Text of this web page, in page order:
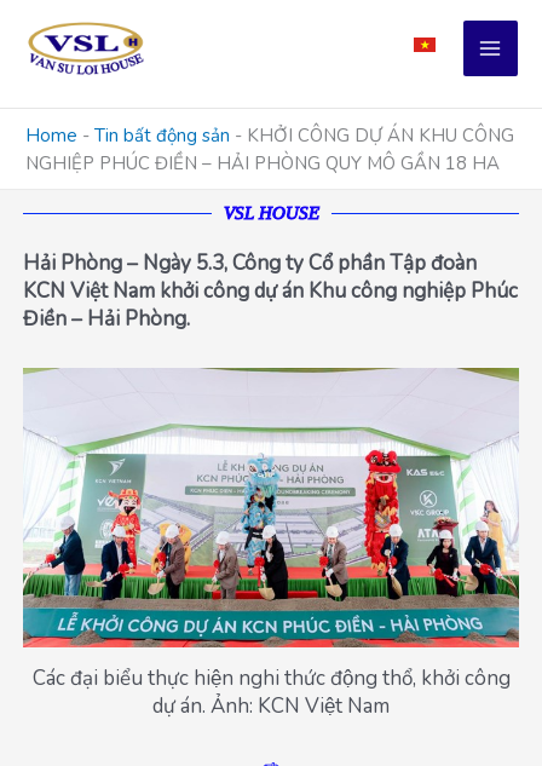
content
Home - Tin bất động sản - KHỞI CÔNG DỰ ÁN KHU CÔNG
NGHIỆP PHÚC ĐIỀN – HẢI PHÒNG QUY MÔ GẦN 18 HA
VSL HOUSE
Hải Phòng – Ngày 5.3, Công ty Cổ phần Tập đoàn
KCN Việt Nam khởi công dự án Khu công nghiệp Phúc
Điền – Hải Phòng.
Các đại biểu thực hiện nghi thức động thổ, khởi công
dự án. Ảnh: KCN Việt Nam